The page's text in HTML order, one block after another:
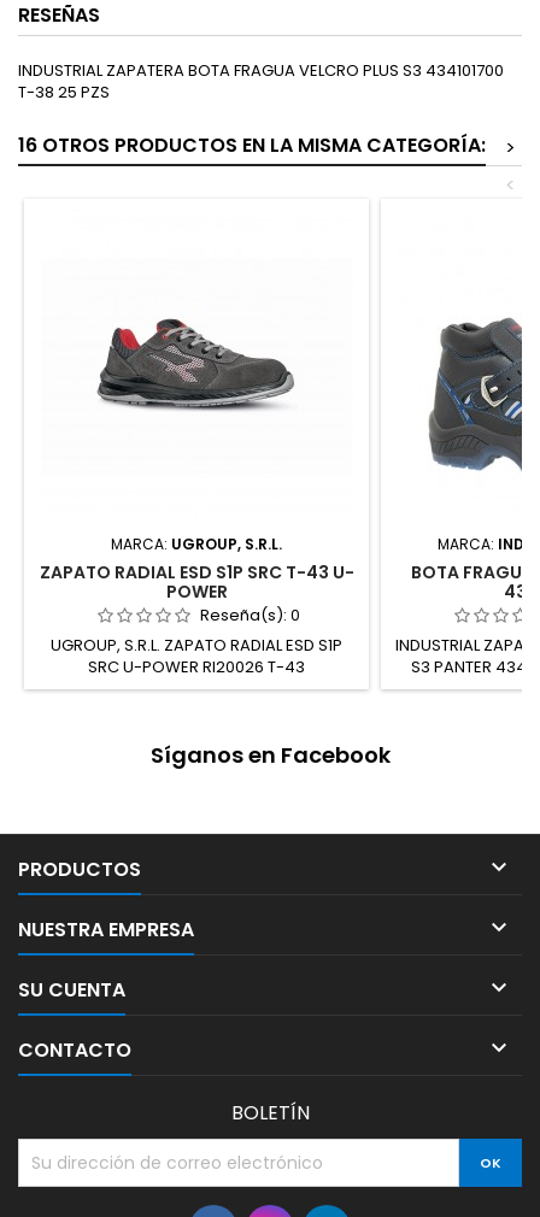
RESEÑAS
INDUSTRIAL ZAPATERA BOTA FRAGUA VELCRO PLUS S3 434101700
T-38 25 PZS
16 OTROS PRODUCTOS EN LA MISMA CATEGORÍA:
>
<
MARCA: UGROUP, S.R.L.
ZAPATO RADIAL ESD S1P SRC T-43 U-
POWER
Reseña(s): 0
UGROUP, S.R.L. ZAPATO RADIAL ESD S1P
SRC U-POWER RI20026 T-43
MARCA:
BOTA FRAGUA
INDUSTRIAL
S3 PANTER
Síganos en Facebook
PRODUCTOS 
NUESTRA EMPRESA 
SU CUENTA 
CONTACTO 
BOLETÍN